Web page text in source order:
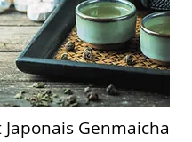
Genmaicha